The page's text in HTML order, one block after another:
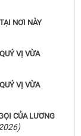
NƠI NÀY
VỊ VỪA
VỊ VỪA
CỦA LƯƠNG